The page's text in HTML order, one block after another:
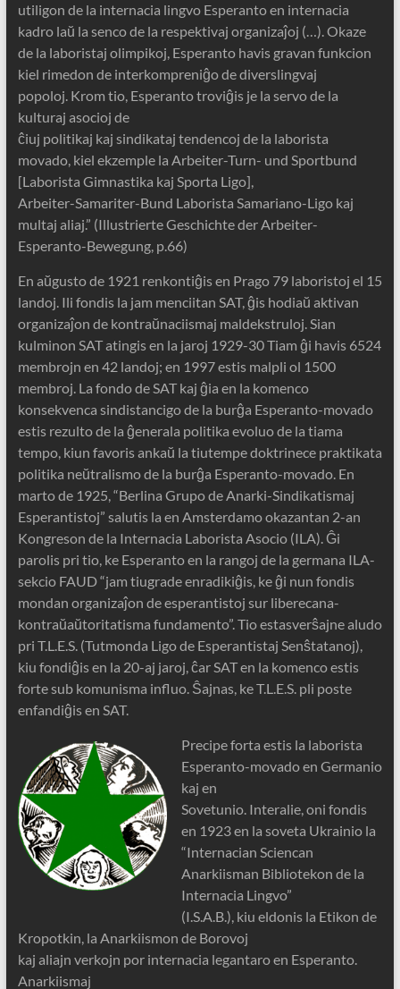
utiligon de la internacia lingvo Esperanto en internacia
kadro laŭ la senco de la respektivaj organizaĵoj (…). Okaze
de la laboristaj olimpikoj, Esperanto havis gravan funkcion
kiel rimedon de interkompreniĝo de diverslingvaj
popoloj. Krom tio, Esperanto troviĝis je la servo de la
kulturaj asocioj de
ĉiuj politikaj kaj sindikataj tendencoj de la laborista
movado, kiel ekzemple la Arbeiter-Turn- und Sportbund
[Laborista Gimnastika kaj Sporta Ligo],
Arbeiter-Samariter-Bund Laborista Samariano-Ligo kaj
multaj aliaj.” (Illustrierte Geschichte der Arbeiter-
Esperanto-Bewegung, p.66)
En aŭgusto de 1921 renkontiĝis en Prago 79 laboristoj el 15
landoj. Ili fondis la jam menciitan SAT, ĝis hodiaŭ aktivan
organizaĵon de kontraŭnaciismaj maldekstruloj. Sian
kulminon SAT atingis en la jaroj 1929-30 Tiam ĝi havis 6524
membrojn en 42 landoj; en 1997 estis malpli ol 1500
membroj. La fondo de SAT kaj ĝia en la komenco
konsekvenca sindistancigo de la burĝa Esperanto-movado
estis rezulto de la ĝenerala politika evoluo de la tiama
tempo, kiun favoris ankaŭ la tiutempe doktrinece praktikata
politika neŭtralismo de la burĝa Esperanto-movado. En
marto de 1925, “Berlina Grupo de Anarki-Sindikatismaj
Esperantistoj” salutis la en Amsterdamo okazantan 2-an
Kongreson de la Internacia Laborista Asocio (ILA). Ĝi
parolis pri tio, ke Esperanto en la rangoj de la germana ILA-
sekcio FAUD “jam tiugrade enradikiĝis, ke ĝi nun fondis
mondan organizaĵon de esperantistoj sur liberecana-
kontraŭaŭtoritatisma fundamento”. Tio estasverŝajne aludo
pri T.L.E.S. (Tutmonda Ligo de Esperantistaj Senŝtatanoj),
kiu fondiĝis en la 20-aj jaroj, ĉar SAT en la komenco estis
forte sub komunisma influo. Ŝajnas, ke T.L.E.S. pli poste
enfandiĝis en SAT.
Precipe forta estis la laborista
Esperanto-movado en Germanio
kaj en
Sovetunio. Interalie, oni fondis
en 1923 en la soveta Ukrainio la
“Internacian Sciencan
Anarkiisman Bibliotekon de la
Internacia Lingvo”
(I.S.A.B.), kiu eldonis la Etikon de
Kropotkin, la Anarkiismon de Borovoj
kaj aliajn verkojn por internacia legantaro en Esperanto.
Anarkiismaj